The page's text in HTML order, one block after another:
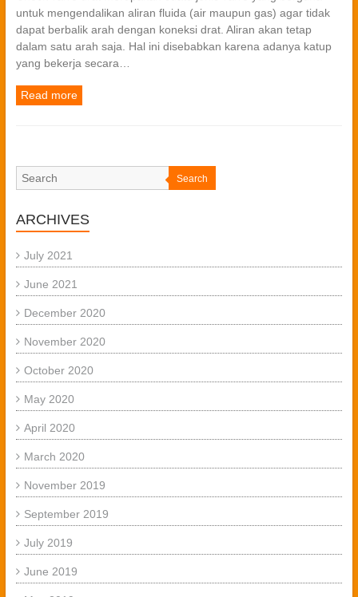
untuk mengendalikan aliran fluida (air maupun gas) agar tidak
dapat berbalik arah dengan koneksi drat. Aliran akan tetap
dalam satu arah saja. Hal ini disebabkan karena adanya katup
yang bekerja secara…
Read more
Search
ARCHIVES
July 2021
June 2021
December 2020
November 2020
October 2020
May 2020
April 2020
March 2020
November 2019
September 2019
July 2019
June 2019